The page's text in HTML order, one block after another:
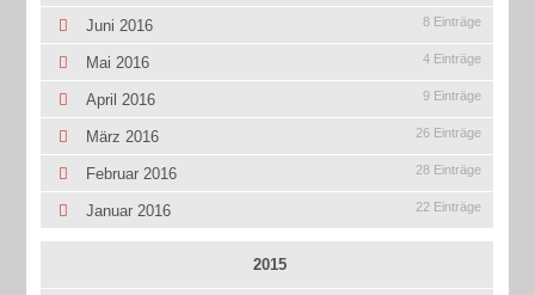
Juni 2016 8 Einträge
Mai 2016 4 Einträge
April 2016 9 Einträge
März 2016 26 Einträge
Februar 2016 28 Einträge
Januar 2016 22 Einträge
2015